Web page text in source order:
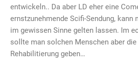
entwickeln.. Da aber LD eher eine
ernstzunehmende Scifi-Sendung, kann
im gewissen Sinne gelten lassen. Im
sollte man solchen Menschen aber die
Rehabilitierung geben…